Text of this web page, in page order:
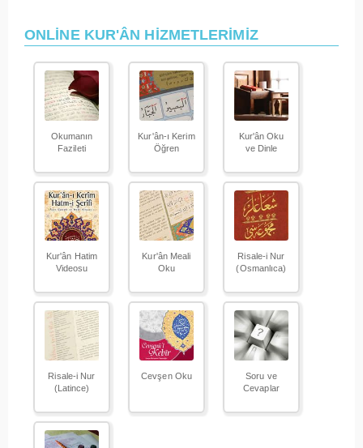
ONLİNE KUR'ÂN HİZMETLERİMİZ
Okumanın
Fazileti
Kur'ân-ı Kerim
Öğren
Kur'ân Oku
ve Dinle
Kur'ân Hatim
Videosu
Kur'ân Meali
Oku
Risale-i Nur
(Osmanlıca)
Risale-i Nur
(Latince)
Cevşen Oku
Soru ve
Cevaplar